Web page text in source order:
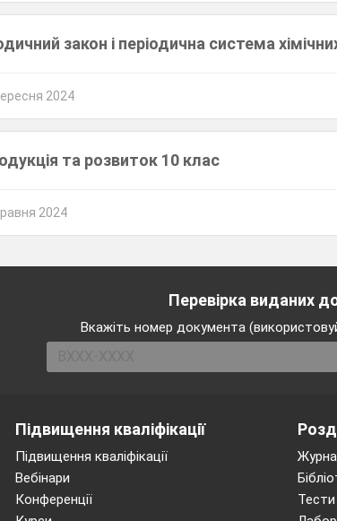
закон і періодична система
2024
та розвиток 10 клас
2024
Перевірка виданих
Вкажіть номер документа
Підвищення кваліфікації
Підвищення кваліфікації
Вебінари
Конференції
Тести